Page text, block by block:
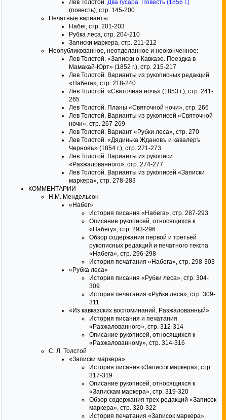
Лев Толстой. Два гусара. Повесть (1856 г.)
(повесть), стр. 145-200
Печатные варианты:
Набег, стр. 201-203
Рубка леса, стр. 204-210
Записки маркера, стр. 211-212
Неопубликованное, неотделанное и неоконченное:
Лев Толстой. «Записки о Кавказе. Поездка в
Мамакай-Юрт» (1852 г.), стр. 215-217
Лев Толстой. Варианты из рукописных редакций
«Набега», стр. 218-240
Лев Толстой. «Святочная ночь» (1853 г.), стр. 241-
265
Лев Толстой. Планы «Святочной ночи», стр. 266
Лев Толстой. Варианты из рукописей «Святочной
ночи», стр. 267-269
Лев Толстой. Вариант «Рубки леса», стр. 270
Лев Толстой. «Дядинька Ждановъ и кавалеръ
Черновъ» (1854 г.), стр. 271-273
Лев Толстой. Варианты из рукописи
«Разжалованного», стр. 274-277
Лев Толстой. Варианты из рукописей «Записки
маркера», стр. 278-283
КОММЕНТАРИИ
Н.M. Мендельсон
«Набег»
История писания «Набега», стр. 287-293
Описание рукописей, относящихся к
«Набегу», стр. 293-296
Обзор содержания первой и третьей
рукописных редакций и печатного текста
«Набега», стр. 296-298
История печатания «Набега», стр. 298-303
«Рубка леса»
История писания «Рубки леса», стр. 304-
309
История печатания «Рубки леса», стр. 309-
311
«Из кавказских воспоминаний. Разжалованный»
История писания и печатания
«Разжалованного», стр. 312-314
Описание рукописей, относящихся к
«Разжалованному», стр. 314-316
С. Л. Толстой
«Записки маркера»
История писания «Записок маркера», стр.
317-319
Описание рукописей, относящихся к
«Запискам маркера», стр. 319-320
Обзор содержания трех редакций «Записок
маркера», стр. 320-322
История печатания «Записок маркера»,